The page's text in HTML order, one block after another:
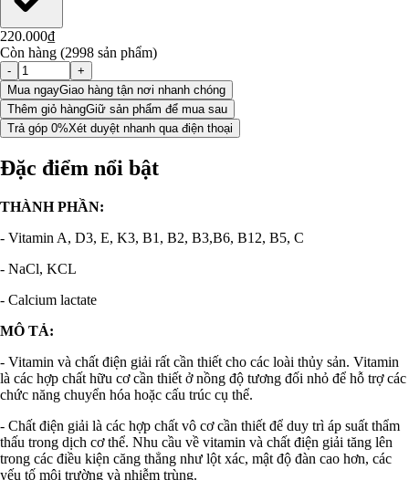
220.000₫
Còn hàng (2998 sản phẩm)
-
+
Mua ngayGiao hàng tận nơi nhanh chóng
Thêm giỏ hàngGiữ sản phẩm để mua sau
Trả góp 0%Xét duyệt nhanh qua điện thoại
Đặc điểm nổi bật
THÀNH PHẦN:
- Vitamin A, D3, E, K3, B1, B2, B3,B6, B12, B5, C
- NaCl, KCL
- Calcium lactate
MÔ TẢ:
- Vitamin và chất điện giải rất cần thiết cho các loài thủy sản. Vitamin
là các hợp chất hữu cơ cần thiết ở nồng độ tương đối nhỏ để hỗ trợ các
chức năng chuyển hóa hoặc cấu trúc cụ thể.
- Chất điện giải là các hợp chất vô cơ cần thiết để duy trì áp suất thẩm
thấu trong dịch cơ thể. Nhu cầu về vitamin và chất điện giải tăng lên
trong các điều kiện căng thẳng như lột xác, mật độ đàn cao hơn, các
yếu tố môi trường và nhiễm trùng.